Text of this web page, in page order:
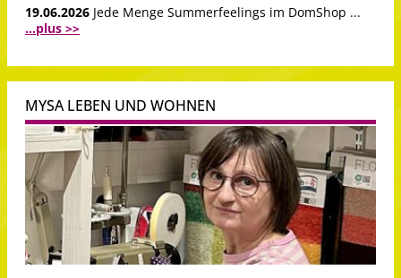
19.06.2026 Jede Menge Summerfeelings im DomShop ...
...plus >>
MYSA LEBEN UND WOHNEN